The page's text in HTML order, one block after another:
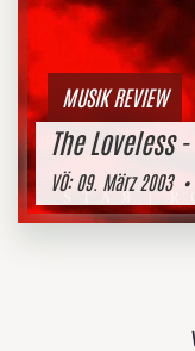
MUSIK REVIEW
The Loveless
VÖ:09. März 2003•